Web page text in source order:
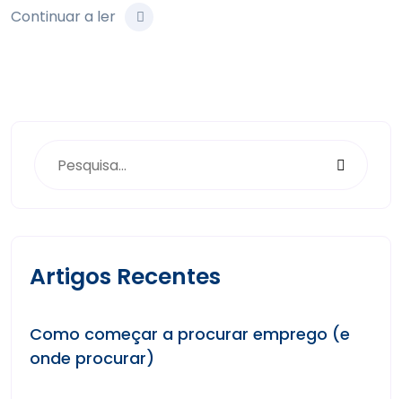
Continuar a ler
Artigos Recentes
Como começar a procurar emprego (e
onde procurar)